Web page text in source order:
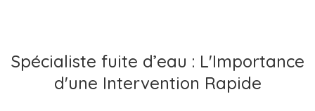
Spécialiste fuite d’eau : L'Importance
d'une Intervention Rapide